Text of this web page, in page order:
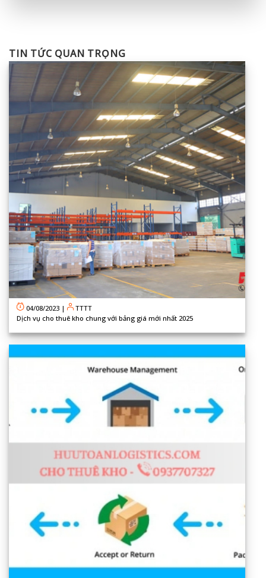
TIN TỨC QUAN TRỌNG
04/08/2023 |
TTTT
Dịch vụ cho thuê kho chung với bảng giá mới nhất 2025